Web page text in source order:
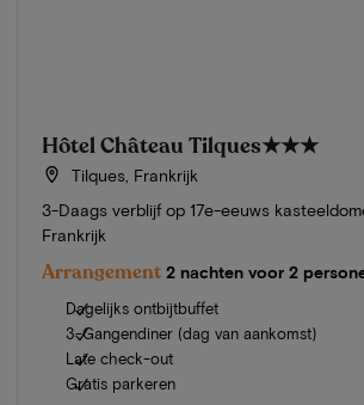
Hôtel Château Tilques★★★
Tilques, Frankrijk
3-Daags verblijf op 17e-eeuws
Frankrijk
Arrangement 2 nachten voor 2
Dagelijks ontbijtbuffet
3-Gangendiner (dag van aankomst)
Late check-out
Gratis parkeren